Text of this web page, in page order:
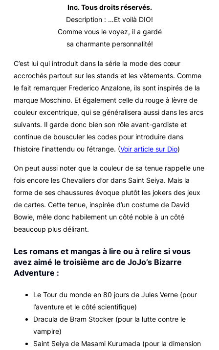
Inc. Tous droits réservés.
Description : …Et voilà DIO!
Comme vous le voyez, il a gardé
sa charmante personnalité!
C’est lui qui introduit dans la série la mode des cœur
accrochés partout sur les stands et les vêtements. Comme
le fait remarquer Frederico Anzalone, ils sont inspirés de la
marque Moschino. Et également celle du rouge à lèvre de
couleur excentrique, qui se généralisera aussi dans les arcs
suivants. Il garde donc bien son rôle avant-gardiste et
continue de bousculer les codes pour introduire dans
l’histoire l’inattendu ou l’étrange. (Voir article sur Dio)
On peut aussi noter que la couleur de sa tenue rappelle une
fois encore les Chevaliers d’or dans Saint Seiya. Mais la
forme de ses chaussures évoque plutôt les jokers des jeux
de cartes. Cette tenue, inspirée d’un costume de David
Bowie, mêle donc habilement un côté noble à un côté
beaucoup plus délirant.
Les romans et mangas à lire ou à relire si vous
avez aimé le troisième arc de JoJo’s Bizarre
Adventure :
Le Tour du monde en 80 jours de Jules Verne (pour
l’aventure et le côté scientifique)
Dracula de Bram Stocker (pour la lutte contre le
vampire)
Saint Seiya de Masami Kurumada (pour la dimension